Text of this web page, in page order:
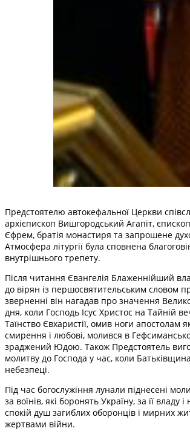
Предстоятелю автокефальної Церкви
архієпископ Вишгородський Агапіт,
Єфрем, братія монастиря та запрошене
Атмосфера літургії була сповнена
внутрішнього трепету.
Після читання Євангелія Блаженнійший
до вірян із першосвятительським словом
зверненні він нагадав про значення
дня, коли Господь Ісус Христос на Тайній
Таїнство Євхаристії, омив ноги апостолам
смирення і любові, молився в
зраджений Юдою. Також Предстоятель
молитву до Господа у час, коли
небезпеці.
Під час богослужіння лунали піднесені
за воїнів, які боронять Україну, за її владу
спокій душ загиблих оборонців і мирних
жертвами війни.